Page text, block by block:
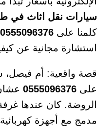
سيارات نقل اثاث في
كلمنا على 0555096376
استشارة مجانية عن
قصة واقعية: أم فيصل،
على 0555096376
الروضة. كان عندها